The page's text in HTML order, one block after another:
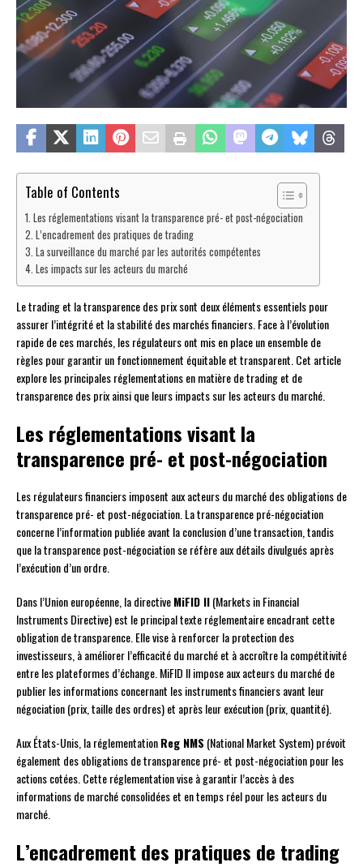
Table of Contents
Les réglementations visant la transparence pré- et post-négociation
L’encadrement des pratiques de trading
La surveillance du marché par les autorités compétentes
Les impacts sur les acteurs du marché
Le trading et la transparence des prix sont deux éléments essentiels pour
assurer l’intégrité et la stabilité des marchés financiers. Face à l’évolution
rapide de ces marchés, les régulateurs ont mis en place un ensemble de
règles pour garantir un fonctionnement équitable et transparent. Cet article
explore les principales réglementations en matière de trading et de
transparence des prix ainsi que leurs impacts sur les acteurs du marché.
Les réglementations visant la
transparence pré- et post-négociation
Les régulateurs financiers imposent aux acteurs du marché des obligations de
transparence pré- et post-négociation. La transparence pré-négociation
concerne l’information publiée avant la conclusion d’une transaction, tandis
que la transparence post-négociation se réfère aux détails divulgués après
l’exécution d’un ordre.
Dans l’Union européenne, la directiveMiFID II(Markets in Financial
Instruments Directive) est le principal texte réglementaire encadrant cette
obligation de transparence. Elle vise à renforcer la protection des
investisseurs, à améliorer l’efficacité du marché et à accroître la compétitivité
entre les plateformes d’échange. MiFID II impose aux acteurs du marché de
publier les informations concernant les instruments financiers avant leur
négociation (prix, taille des ordres) et après leur exécution (prix, quantité).
Aux États-Unis, la réglementationReg NMS (National Market System) prévoit
également des obligations de transparence pré- et post-négociation pour les
actions cotées. Cette réglementation vise à garantir l’accès à des
informations de marché consolidées et en temps réel pour les acteurs du
marché.
L’encadrement des pratiques de trading